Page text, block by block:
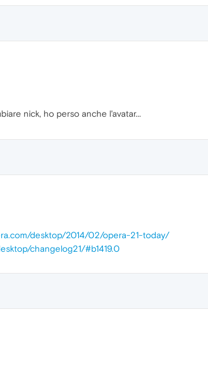
nick, ho perso anche l'avatar...
desktop/2014/02/opera-21-today/
changelog21/#b1419.0